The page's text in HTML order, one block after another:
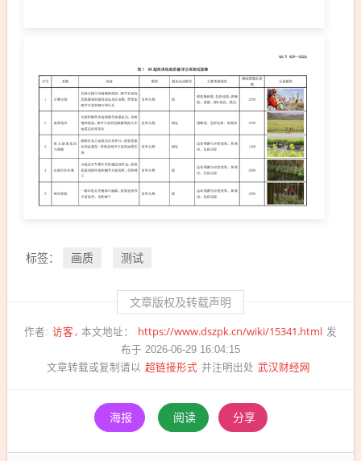
标签： 画质 测试
文章版权及转载声明
作者: 访客 本文地址： https://www.dszpk.cn/wiki/15341.html 发
布于 2026-06-29 16:04:15
文章转载或复制请以 超链接形式 并注明出处 武汉财经网
海报 阅读 分享